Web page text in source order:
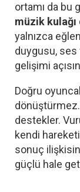
ortamı da bu
müzik
yalnızca
duygusu, ses
gelişimi
Doğru
dönüştürmez.
destekler.
kendi
sonuç
güçlü hale